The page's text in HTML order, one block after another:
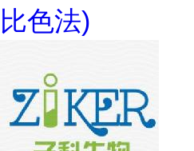
比色法)